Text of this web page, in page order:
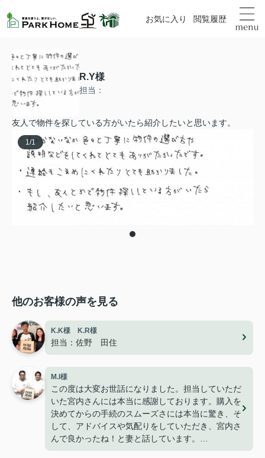
お気に入り 閲覧履歴
R.Y様
担当：
友人で物件を探している方がいたら紹介したいと思います。
1/1
他のお客様の声を見る
K.K様 K.R様
担当：佐野 田住
M.I様
この度は大変お世話になりました。担当していただ
いた宮内さんには本当に感謝しております。購入を
決めてからの手続のスムーズさには本当に驚き、そ
して、アドバイスや気配りをしていただき、宮内さ
んで良かったね！と妻と話しています。
今は無事に引越しも終わり、快適に過ごせて楽しく